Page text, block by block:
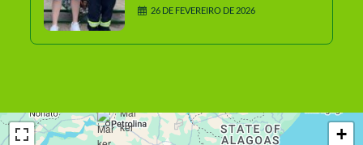
26 DE FEVEREIRO DE 2026
+